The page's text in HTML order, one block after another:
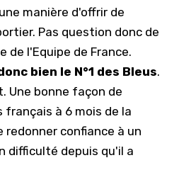
manière d'offrir de
Pas question donc de
de l'Equipe de France.
bien le N°1 des Bleus.
Une bonne façon de
français à 6 mois de la
redonner confiance à un
difficulté depuis qu'il a